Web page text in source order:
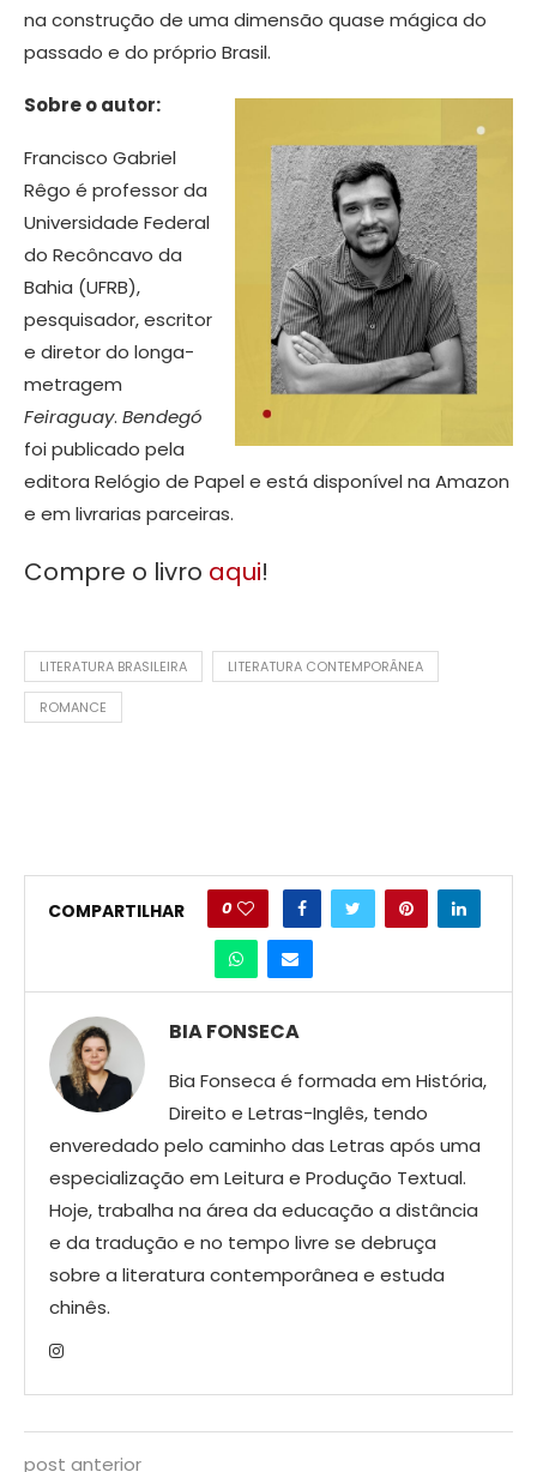
na construção de uma dimensão quase mágica do
passado e do próprio Brasil.
Sobre o autor:
Francisco Gabriel
Rêgo é professor da
Universidade Federal
do Recôncavo da
Bahia (UFRB),
pesquisador, escritor
e diretor do longa-
metragem
Feiraguay. Bendegó
foi publicado pela
editora Relógio de Papel e está disponível na Amazon
e em livrarias parceiras.
Compre o livro aqui!
LITERATURA BRASILEIRA LITERATURA CONTEMPORÂNEA
ROMANCE
COMPARTILHAR 0
BIA FONSECA
Bia Fonseca é formada em História,
Direito e Letras-Inglês, tendo
enveredado pelo caminho das Letras após uma
especialização em Leitura e Produção Textual.
Hoje, trabalha na área da educação a distância
e da tradução e no tempo livre se debruça
sobre a literatura contemporânea e estuda
chinês.
post anterior